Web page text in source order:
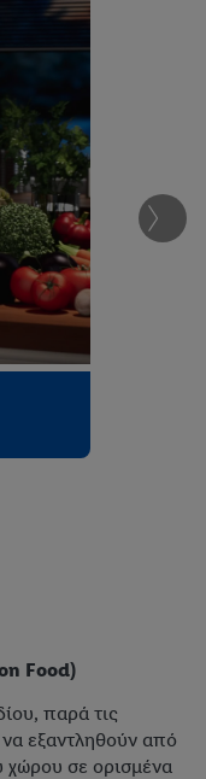
Lecea
Food)
παρά τις
εξαντληθούν από
σε ορισμένα